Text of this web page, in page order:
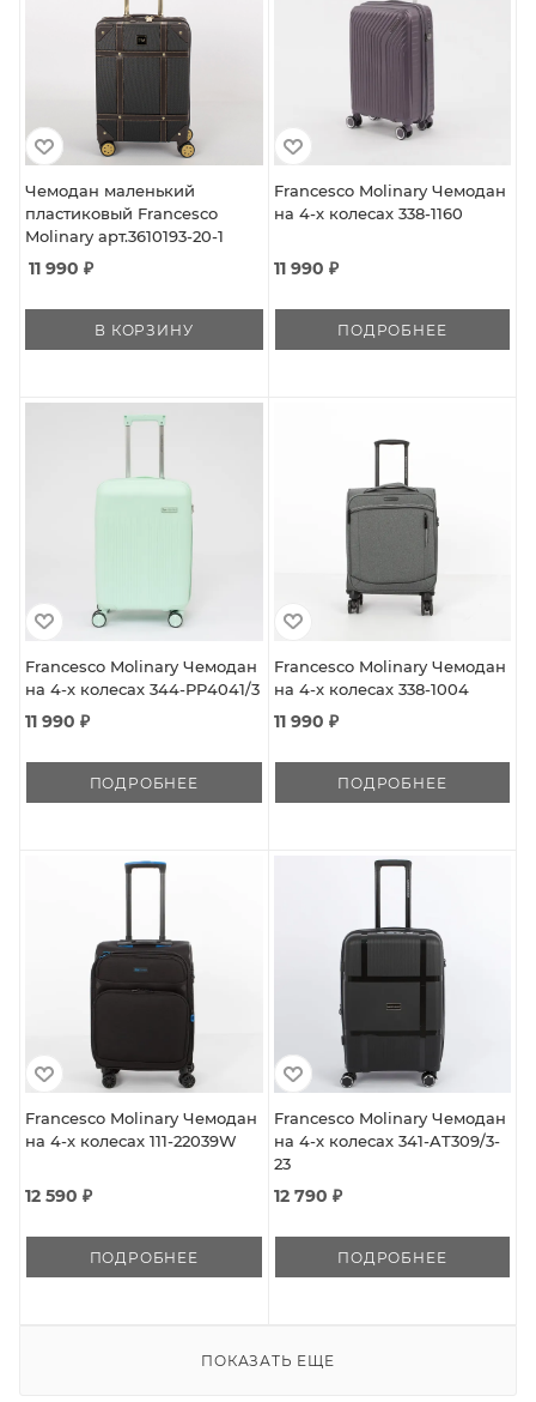
Чемодан маленький
пластиковый Francesco
Molinary арт.3610193-20-1
11 990 ₽
В КОРЗИНУ
Francesco Molinary Чемодан
на 4-х колесах 338-1160
11 990 ₽
ПОДРОБНЕЕ
Francesco Molinary Чемодан
на 4-х колесах 344-PP4041/3
11 990 ₽
ПОДРОБНЕЕ
Francesco Molinary Чемодан
на 4-х колесах 338-1004
11 990 ₽
ПОДРОБНЕЕ
Francesco Molinary Чемодан
на 4-х колесах 111-22039W
12 590 ₽
ПОДРОБНЕЕ
Francesco Molinary Чемодан
на 4-х колесах 341-AT309/3-
23
12 790 ₽
ПОДРОБНЕЕ
ПОКАЗАТЬ ЕЩЕ